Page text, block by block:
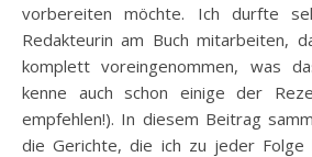
vorbereiten möchte. Ich durfte
Redakteurin am Buch mitarbeiten,
komplett voreingenommen, was
kenne auch schon einige der
empfehlen!). In diesem Beitrag
die Gerichte, die ich zu jeder Folge